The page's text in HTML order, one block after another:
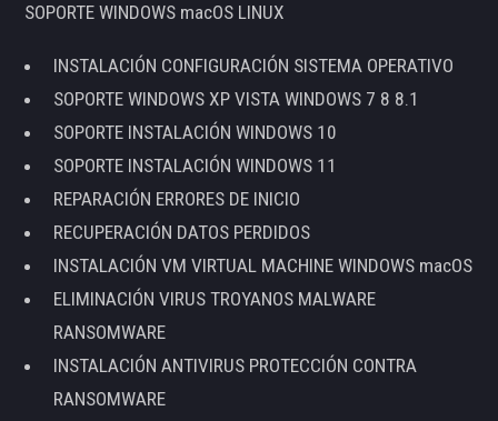
SOPORTE WINDOWS macOS LINUX
INSTALACIÓN CONFIGURACIÓN SISTEMA OPERATIVO
SOPORTE WINDOWS XP VISTA WINDOWS 7 8 8.1
SOPORTE INSTALACIÓN WINDOWS 10
SOPORTE INSTALACIÓN WINDOWS 11
REPARACIÓN ERRORES DE INICIO
RECUPERACIÓN DATOS PERDIDOS
INSTALACIÓN VM VIRTUAL MACHINE WINDOWS macOS
ELIMINACIÓN VIRUS TROYANOS MALWARE
RANSOMWARE
INSTALACIÓN ANTIVIRUS PROTECCIÓN CONTRA
RANSOMWARE